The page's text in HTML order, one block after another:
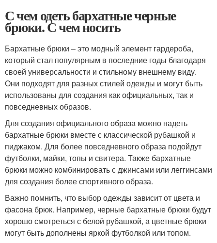
С чем одеть бархатные черные
брюки. С чем носить
Бархатные брюки – это модный элемент гардероба,
который стал популярным в последние годы благодаря
своей универсальности и стильному внешнему виду.
Они подходят для разных стилей одежды и могут быть
использованы для создания как официальных, так и
повседневных образов.
Для создания официального образа можно надеть
бархатные брюки вместе с классической рубашкой и
пиджаком. Для более повседневного образа подойдут
футболки, майки, топы и свитера. Также бархатные
брюки можно комбинировать с джинсами или леггинсами
для создания более спортивного образа.
Важно помнить, что выбор одежды зависит от цвета и
фасона брюк. Например, черные бархатные брюки будут
хорошо смотреться с белой рубашкой, а цветные брюки
могут быть дополнены яркой футболкой или топом.